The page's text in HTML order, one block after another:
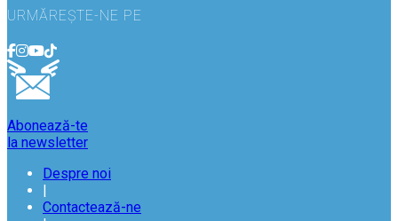
URMĂREȘTE-NE PE
Abonează-te
la newsletter
Despre noi
|
Contactează-ne